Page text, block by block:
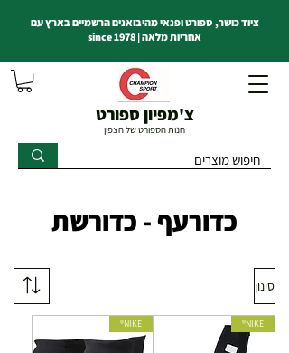
צ'מפיון ספורט
חנות הספורט של הצפון
ציוד כושר, ספורט ופנאי מהיבואנים הרשמיים בארץ עם
אחריות מלאה | since 1978
כדורעף - כדורשת
סינון
NIKE®
NIKE®